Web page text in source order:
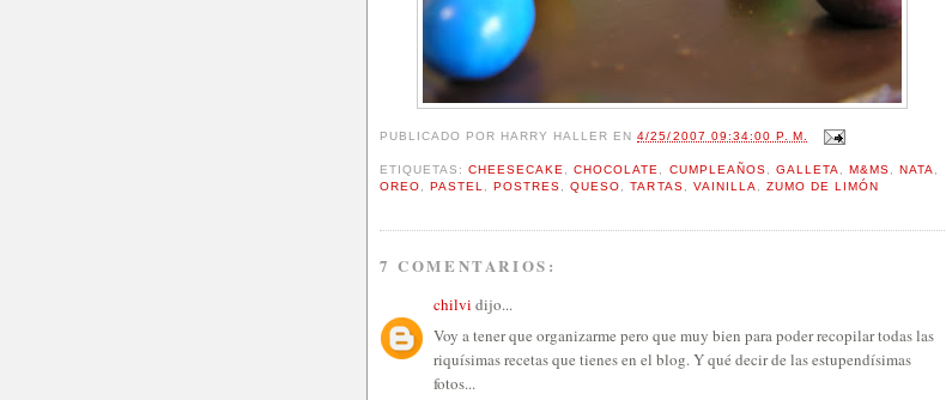
PUBLICADO POR HARRY HALLER EN4/25/2007 09:34:00 P. M.
ETIQUETAS:CHEESECAKE ,CHOCOLATE CUMPLEAÑOS GALLETA M&MS NATA
OREO ,PASTEL ,POSTRES ,QUESO ,TARTAS VAINILLA ZUMO DE LIMÓN
7 COMENTARIOS:
chilvi dijo...
Voy a tener que organizarme pero que muy bien para poder recopilar todas las
riquísimas recetas que tienes en el blog. Y qué decir de las estupendísimas
fotos...